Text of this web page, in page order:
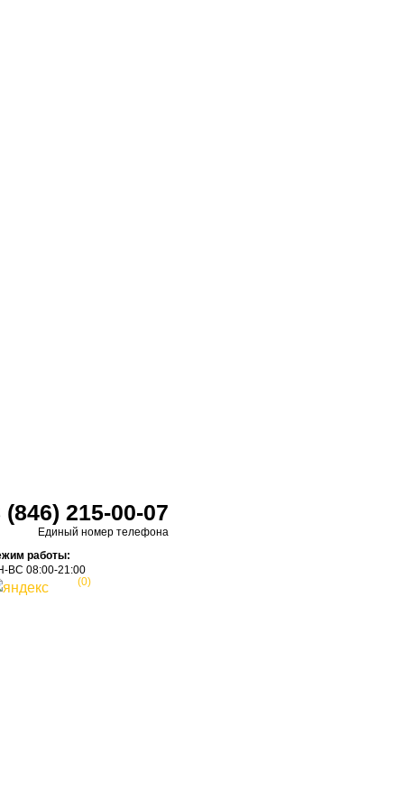
(846) 215-00-07
Единый номер телефона
работы:
ВС 08:00-21:00
(0)